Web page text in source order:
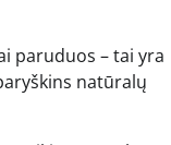
paruduos – tai yra
natūralų